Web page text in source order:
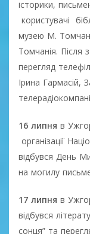
історики,
користувачі
музею М.
Томчанія. Після
перегляд
Ірина Гармасій,
16 липня в
організації
відбувся День
на могилу
17 липня в
відбувся
сонця” та